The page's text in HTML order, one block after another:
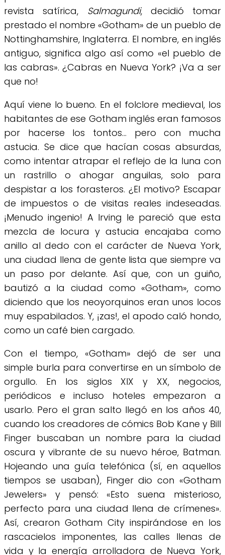
revista satírica, Salmagundi, decidió tomar
prestado el nombre «Gotham» de un pueblo de
Nottinghamshire, Inglaterra. El nombre, en inglés
antiguo, significa algo así como «el pueblo de
las cabras». ¿Cabras en Nueva York? ¡Va a ser
que no!
Aquí viene lo bueno. En el folclore medieval, los
habitantes de ese Gotham inglés eran famosos
por hacerse los tontos… pero con mucha
astucia. Se dice que hacían cosas absurdas,
como intentar atrapar el reflejo de la luna con
un rastrillo o ahogar anguilas, solo para
despistar a los forasteros. ¿El motivo? Escapar
de impuestos o de visitas reales indeseadas.
¡Menudo ingenio! A Irving le pareció que esta
mezcla de locura y astucia encajaba como
anillo al dedo con el carácter de Nueva York,
una ciudad llena de gente lista que siempre va
un paso por delante. Así que, con un guiño,
bautizó a la ciudad como «Gotham», como
diciendo que los neoyorquinos eran unos locos
muy espabilados. Y, ¡zas!, el apodo caló hondo,
como un café bien cargado.
Con el tiempo, «Gotham» dejó de ser una
simple burla para convertirse en un símbolo de
orgullo. En los siglos XIX y XX, negocios,
periódicos e incluso hoteles empezaron a
usarlo. Pero el gran salto llegó en los años 40,
cuando los creadores de cómics Bob Kane y Bill
Finger buscaban un nombre para la ciudad
oscura y vibrante de su nuevo héroe, Batman.
Hojeando una guía telefónica (sí, en aquellos
tiempos se usaban), Finger dio con «Gotham
Jewelers» y pensó: «Esto suena misterioso,
perfecto para una ciudad llena de crímenes».
Así, crearon Gotham City inspirándose en los
rascacielos imponentes, las calles llenas de
vida y la energía arrolladora de Nueva York,